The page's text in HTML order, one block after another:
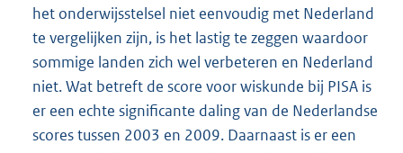
het onderwijsstelsel niet eenvoudig met Nederland
te vergelijken zijn, is het lastig te zeggen waardoor
sommige landen zich wel verbeteren en Nederland
niet. Wat betreft de score voor wiskunde bij PISA is
er een echte significante daling van de Nederlandse
scores tussen 2003 en 2009. Daarnaast is er een